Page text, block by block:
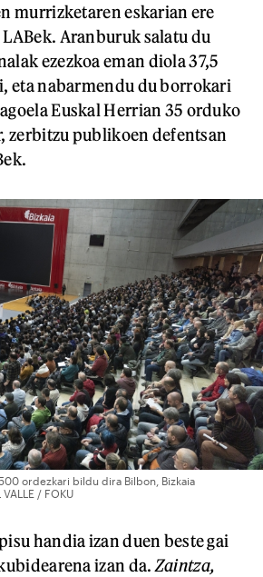
murrizketaren eskarian ere
Aranburuk salatu du
ezezkoa eman diola 37,5
eta nabarmendu du borrokari
Euskal Herrian 35 orduko
zerbitzu publikoen defentsan
ordezkari bildu dira Bilbon, Bizkaia
/ FOKU
handia izan duen beste gai
izan da. Zaintza,